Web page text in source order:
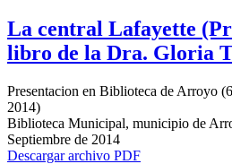
La central Lafayette
libro de la Dra. Gloria
Presentacion en Biblioteca de Arroyo
2014)
Biblioteca Municipal, municipio de
Septiembre de 2014
Descargar archivo PDF